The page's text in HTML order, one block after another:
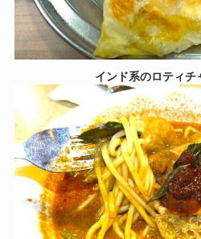
インド系のロティチ